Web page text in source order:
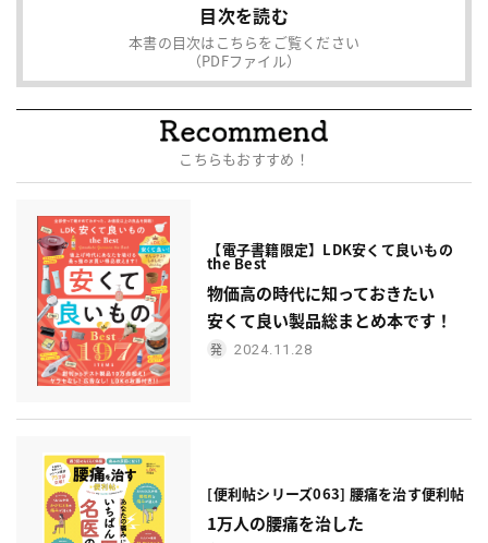
目次を読む
本書の目次はこちらをご覧ください
（PDFファイル）
こちらもおすすめ！
【電子書籍限定】LDK安くて良いもの
the Best
物価高の時代に知っておきたい
安くて良い製品総まとめ本です！
2024.11.28
[便利帖シリーズ063] 腰痛を治す便利帖
1万人の腰痛を治した